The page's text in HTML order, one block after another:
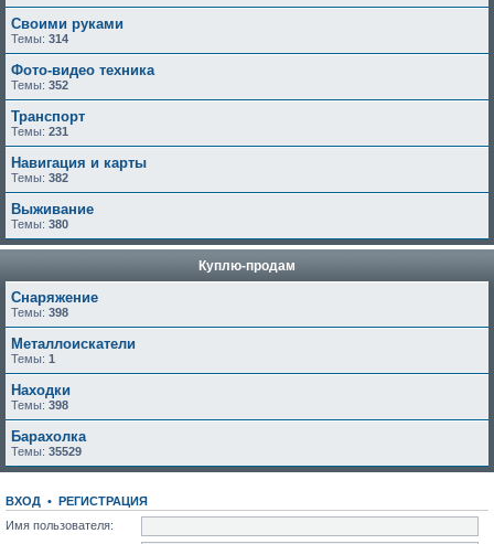
Своими руками
Темы: 314
Фото-видео техника
Темы: 352
Транспорт
Темы: 231
Навигация и карты
Темы: 382
Выживание
Темы: 380
Куплю-продам
Снаряжение
Темы: 398
Металлоискатели
Темы: 1
Находки
Темы: 398
Барахолка
Темы: 35529
ВХОД • РЕГИСТРАЦИЯ
Имя пользователя: